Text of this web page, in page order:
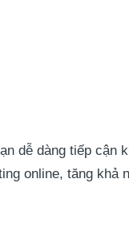
dễ dàng tiếp cận
online, tăng khả